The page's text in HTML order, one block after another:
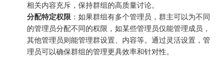
相关内容充斥，保持群组的高质量讨论。
分配特定权限 ：如果群组有多个管理员，群主可以为不同
的管理员分配不同的权限，如某些管理员仅能管理成员，
其他管理员则能管理群设置、内容等。通过灵活设置，管
理员可以确保群组的管理更具效率和针对性。